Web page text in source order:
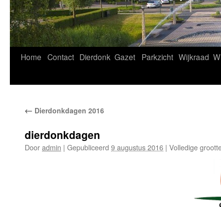
Home Contact Dierdonk Gazet Parkzicht Wijkraad
← Dierdonkdagen 2016
dierdonkdagen
Dooradmin | Gepubliceerd 9 augustus 2016 | Volledige